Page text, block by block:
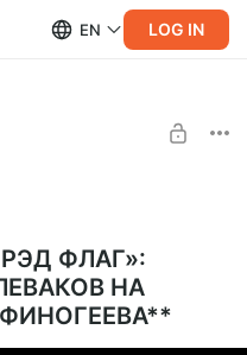
EN LOG IN
ФЛАГ»:
НА